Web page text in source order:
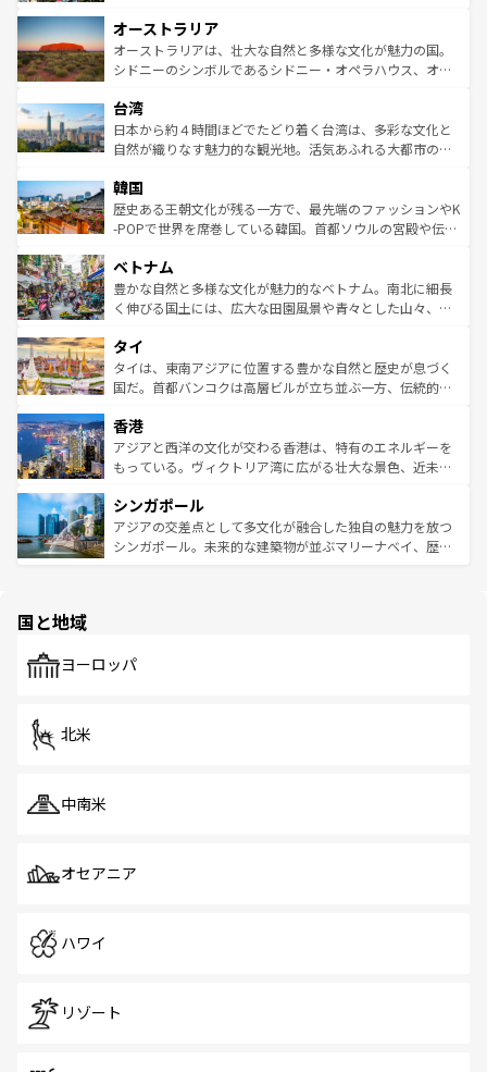
部のニューオーリンズでは、音楽と美食が融合した独特の
文化が魅力。旅行者はアメリカの各地域で異なる魅力を楽
しみながら、その多様性と豊かな歴史を感じることができ
ならではの贅沢な旅のスタイルだ。 なお、新着のアメリカ
情報はコンテンツ一覧を参照してほしい。
ワイ島は見逃せない。また、定番の観光地といえばオアフ
島だが、静かな自然を求めるならマウイ島やカウアイ島が
おすすめ。エメラルドグリーンに輝く海をはじめ、豊かな
れるおもてなしの心で訪れる人々を迎えてくれるハワイの
人々、おいしいローカルフードやハワイアンミュージッ
ク、伝統的なフラダンスなど、すべてがハワイの魅力を彩
ワイを、存分に味わってほしい。 なお、新着のハワイ情報
はコンテンツ一覧を参照してほしい。
オーストラリア
オーストラリアは、壮大な自然と多様な文化が魅力の国。
シドニーのシンボルであるシドニー・オペラハウス、オー
リアリーフや大陸中央部にそびえるウルル（エアーズロッ
ク）、タスマニアの美しい原生林やケアンズの熱帯雨林な
ど、見どころがたくさん。また、カフェやワイン、オージ
いる。アクティビティも充実しており、サーフィンやダイ
ビング、ハイキングなど、アウトドア好きにはたまらな
い。オーストラリアの多彩な魅力を存分に味わいつくそ
参照してほしい。
台湾
日本から約４時間ほどでたどり着く台湾は、多彩な文化と
自然が織りなす魅力的な観光地。活気あふれる大都市の台
ン）、静ひつな山岳地帯である台湾東部など、都市の喧騒
と山間の静けさが共存しており、訪れる人に新しい発見と
驚きをもたらしてくれる。また、奥深い台湾の食文化も魅
容にもいいと評判のスイーツなど、バラエティ豊かな料理
が味わえる。 なお、新着の台湾情報は コンテンツ一覧を参
照してほしい。
韓国
歴史ある王朝文化が残る一方で、最先端のファッションやK
-POPで世界を席巻している韓国。首都ソウルの宮殿や伝統
き、地方に足を延ばせば四季折々の自然美を楽しむことが
できる。そして、キムチや焼肉、絶品のストリートフード
まで、さまざまな韓国料理が待っている。夜には、韓国な
リティに包まれながら、韓国の多彩な魅力を心ゆくまで味
わってみてほしい。 なお、新着の韓国情報はコンテンツ一
覧を参照してほしい。
ベトナム
豊かな自然と多様な文化が魅力的なベトナム。南北に細長
く伸びる国土には、広大な田園風景や青々とした山々、世
急速な発展と共に伝統が息づく。ハノイの古い町並みやホ
ーチミン市のフランス統治時代の建物も、独特の雰囲気を
醸し出している。また、バラエティの豊かさとおいしさで
とつ。フォーやバインミー、ベトナムコーヒーなどは、ぜ
ひ現地で味わいたい。どの地域を訪れてもあたたかい人々
が旅行者を迎えてくれるので、きっと忘れられない旅にな
参照してほしい。
タイ
タイは、東南アジアに位置する豊かな自然と歴史が息づく
国だ。首都バンコクは高層ビルが立ち並ぶ一方、伝統的な
の活気が交差している。北部ではチェンマイなどの山岳地
帯で自然と触れ合い、南部ではプーケットやクラビの美し
いビーチでリゾート気分を楽しむことができる。タイ料理
激する。気候は一年中温暖で、どの季節にも異なる楽しみ
が待っている。親しみやすいタイの人々、仏教を中心とし
た文化、そして多様な観光資源が、訪れる旅人を魅了し続
香港
アジアと西洋の文化が交わる香港は、特有のエネルギーを
もっている。ヴィクトリア湾に広がる壮大な景色、近未来
み、どこを訪れても感動するはず。観光スポットが密集し
ており、効率よく見どころを回れるのも魅力。息をのむよ
うな絶景から文化的な体験まで、香港を存分に楽しみ尽く
シンガポール
アジアの交差点として多文化が融合した独自の魅力を放つ
シンガポール。未来的な建築物が並ぶマリーナベイ、歴史
で、ホーカーズは地元の風情を楽しめる外せないスポット
国と地域
ヨーロッパ
北米
中南米
オセアニア
ハワイ
リゾート